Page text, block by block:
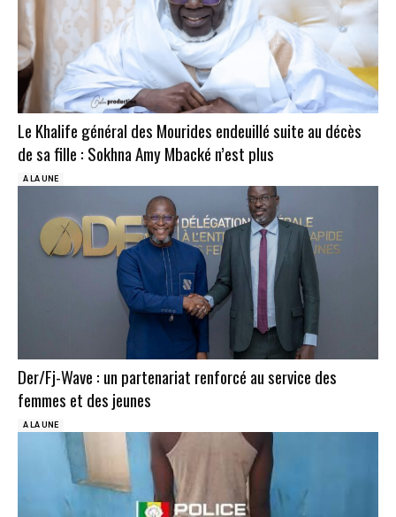
Le Khalife général des Mourides endeuillé suite au décès
de sa fille : Sokhna Amy Mbacké n’est plus
A LA UNE
Der/Fj-Wave : un partenariat renforcé au service des
femmes et des jeunes
A LA UNE